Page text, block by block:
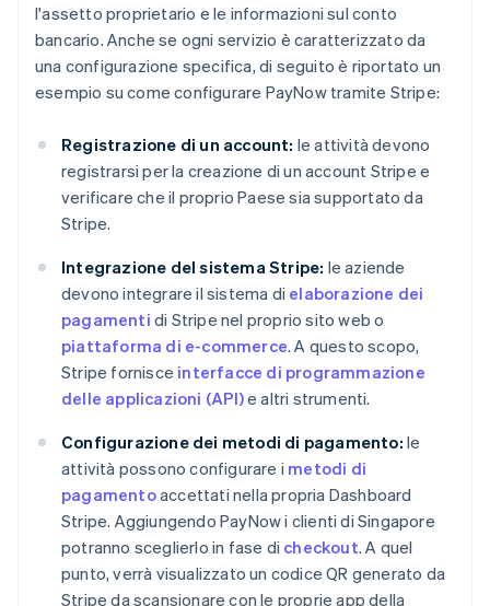
l'assetto proprietario e le informazioni sul conto
bancario. Anche se ogni servizio è caratterizzato da
una configurazione specifica, di seguito è riportato un
esempio su come configurare PayNow tramite Stripe:
Registrazione di un account: le attività devono
registrarsi per la creazione di un account Stripe e
verificare che il proprio Paese sia supportato da
Stripe.
Integrazione del sistema Stripe: le aziende
devono integrare il sistema di elaborazione dei
pagamenti di Stripe nel proprio sito web o
piattaforma di e-commerce. A questo scopo,
Stripe fornisce interfacce di programmazione
delle applicazioni (API)e altri strumenti.
Configurazione dei metodi di pagamento: le
attività possono configurare i metodi di
pagamentoaccettati nella propria Dashboard
Stripe. Aggiungendo PayNow i clienti di Singapore
potranno sceglierlo in fase di checkout. A quel
punto, verrà visualizzato un codice QR generato da
Stripe da scansionare con le proprie app della